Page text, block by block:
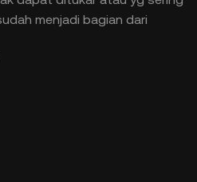
menjadi bagian dari
mulai mendapatkan daya